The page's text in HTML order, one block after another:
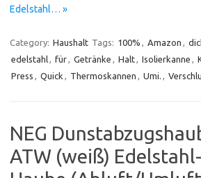
Edelstahl… »
Category: Haushalt Tags: 100% , Amazon ,
edelstahl, für, Getränke , Halt, Isolierkanne ,
Press , Quick , Thermoskannen , Umi. ,
NEG
ATW (weiß)